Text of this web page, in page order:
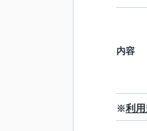
内容
※利